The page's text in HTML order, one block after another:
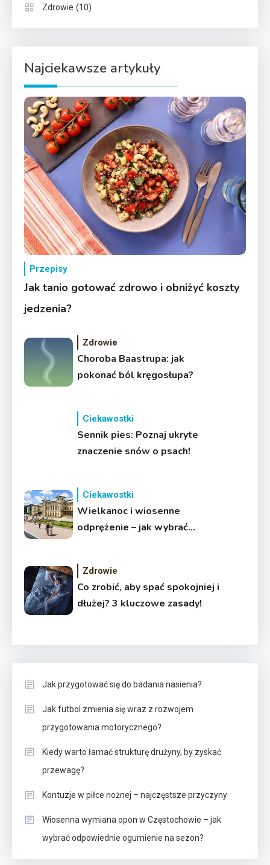
Zdrowie (10)
Najciekawsze artykuły
Przepisy
Jak tanio gotować zdrowo i obniżyć koszty
jedzenia?
Zdrowie
Choroba Baastrupa: jak
pokonać ból kręgosłupa?
Ciekawostki
Sennik pies: Poznaj ukryte
znaczenie snów o psach!
Ciekawostki
Wielkanoc i wiosenne
odprężenie – jak wybrać
Zdrowie
Co zrobić, aby spać spokojniej i
dłużej? 3 kluczowe zasady!
Jak przygotować się do badania nasienia?
Jak futbol zmienia się wraz z rozwojem
przygotowania motorycznego?
Kiedy warto łamać strukturę drużyny, by zyskać
przewagę?
Kontuzje w piłce nożnej – najczęstsze przyczyny
Wiosenna wymiana opon w Częstochowie – jak
wybrać odpowiednie ogumienie na sezon?